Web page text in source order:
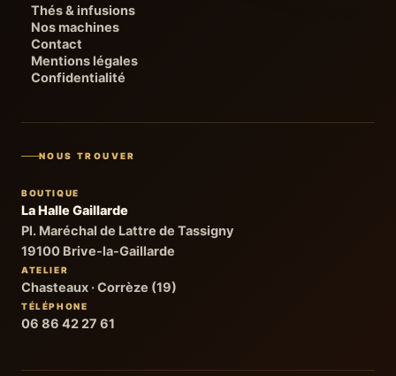
Thés & infusions
Nos machines
Contact
Mentions légales
Confidentialité
NOUS TROUVER
BOUTIQUE
La Halle Gaillarde
Pl. Maréchal de Lattre de Tassigny
19100 Brive-la-Gaillarde
ATELIER
Chasteaux · Corrèze (19)
TÉLÉPHONE
06 86 42 27 61